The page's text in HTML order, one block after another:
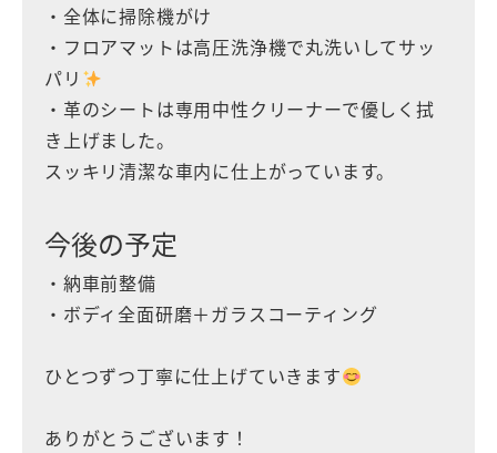
・全体に掃除機がけ
・フロアマットは高圧洗浄機で丸洗いしてサッ
パリ
・革のシートは専用中性クリーナーで優しく拭
き上げました。
スッキリ清潔な車内に仕上がっています。
今後の予定
・納車前整備
・ボディ全面研磨＋ガラスコーティング
ひとつずつ丁寧に仕上げていきます
ありがとうございます！